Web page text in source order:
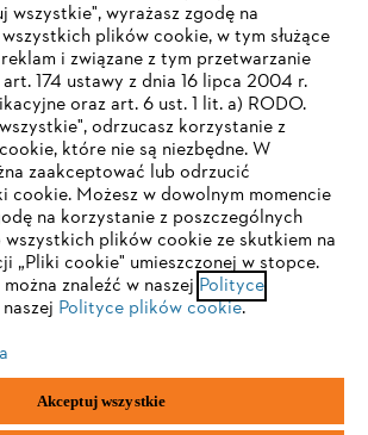
Wskazówki prawne Cookies
Z O.O. z siedzibą w Sadach, 62-080 Tarnowo
NIE JEST
której jeszcze nie obsługujemy. W
korzystania z naszej strony zalecamy
z następujących przeglądarek:
Chrome
wszystkie", wyrażasz zgodę na
plików cookie, w tym służące
i związane z tym przetwarzanie
174 ustawy z dnia 16 lipca 2004 r.
oraz art. 6 ust. 1 lit. a) RODO.
odrzucasz korzystanie z
które nie są niezbędne. W
zaakceptować lub odrzucić
cookie. Możesz w dowolnym momencie
na korzystanie z poszczególnych
plików cookie ze skutkiem na
„Pliki cookie" umieszczonej w stopce.
znaleźć w naszej Polityce
Polityce plików cookie.
Akceptuj wszystkie